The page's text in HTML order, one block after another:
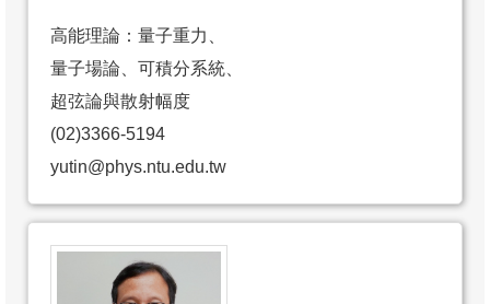
高能理論：量子重力、
量子場論、可積分系統、
超弦論與散射幅度
(02)3366-5194
yutin@phys.ntu.edu.tw